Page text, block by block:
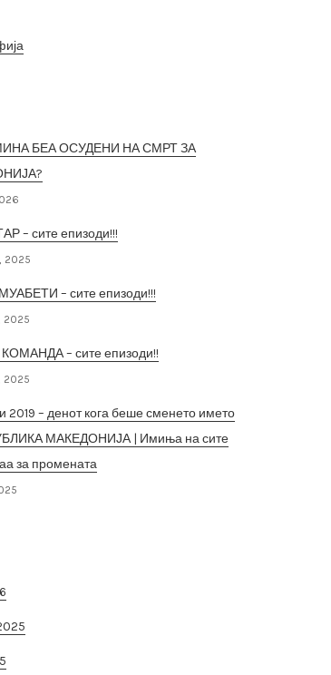
БЕА ОСУДЕНИ НА СМРТ ЗА
– сите епизоди!!!
2025
– сите епизоди!!!
2025
– сите епизоди!!
2025
2019 – денот кога беше сменето името
МАКЕДОНИЈА | Имиња на сите
за промената